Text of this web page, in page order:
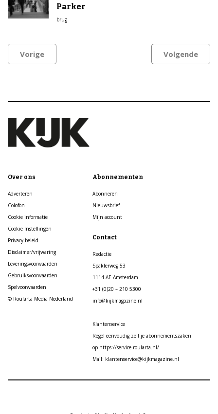
Parker
brug
Vorige Volgende
Over ons
Adverteren
Colofon
Cookie informatie
Cookie Instellingen
Privacy beleid
Disclaimer/vrijwaring
Leveringsvoorwaarden
Gebruiksvoorwaarden
Spelvoorwaarden
© Roularta Media Nederland
Abonnementen
Abonneren
Nieuwsbrief
Mijn account
Contact
Redactie
Spaklerweg 53
1114 AE Amsterdam
+31 (0)20 – 210 5300
info@kijkmagazine.nl
Klantenservice
Regel eenvoudig zelf je abonnementszaken
op https://service.roularta.nl/
Mail: klantenservice@kijkmagazine.nl